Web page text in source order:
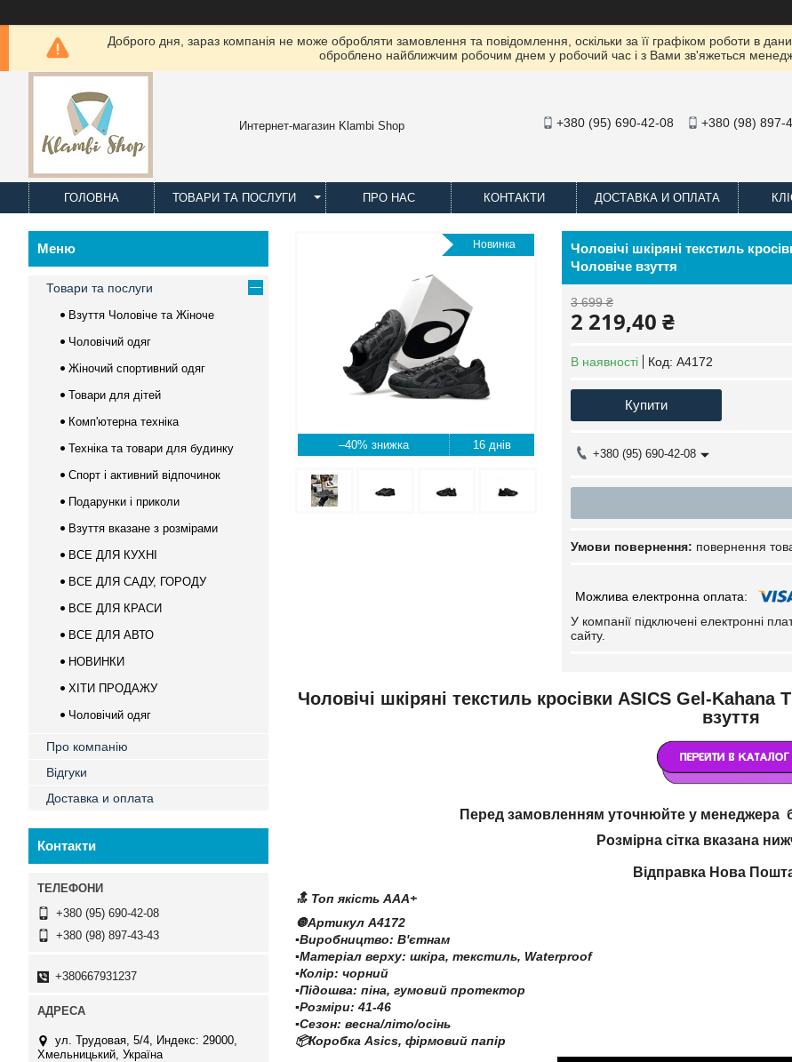
Доброго дня, зараз компанія не може обробляти замовлення та повідомлення, оскільки за її графіком роботи в
оброблено найближчим робочим днем ​​у робочий час і з Вами зв'яжеться
Интернет-магазин Klambi Shop +380 (95) 690-42-08 +380 (98) 897-
ГОЛОВНА ТОВАРИ ТА ПОСЛУГИ ПРО НАС КОНТАКТИ ДОСТАВКА И ОПЛАТА
–40% 16 днів
Новинка
Чоловічі шкіряні текстиль
Чоловіче взуття
3 699 ₴
2 219,40 ₴
В наявності Код: A4172
Купити
+380 (95) 690-42-08
повернення
У компанії підключені електронні
сайту.
Чоловічі шкіряні текстиль кросівки ASICS Gel-
взуття
Перед замовленням уточнюйте у менеджера
Розмірна сітка вказана
Відправка Нова
🔝 Топ якість AAA+
🔘Артикул A4172
▪️Виробництво: В'єтнам
▪️Матеріал верху: шкіра, текстиль, Waterproof
▪️Колір: чорний
▪️Підошва: піна, гумовий протектор
▪️Розміри: 41-46
▪️Сезон: весна/літо/осінь
📦Коробка Asics, фірмовий папір
Товари та послуги
Взуття Чоловіче та Жіноче
Чоловічий одяг
Жіночий спортивний одяг
Товари для дітей
Комп'ютерна техніка
Техніка та товари для будинку
Спорт і активний відпочинок
Подарунки і приколи
Взуття вказане з розмірами
ВСЕ ДЛЯ КУХНІ
ВСЕ ДЛЯ САДУ, ГОРОДУ
ВСЕ ДЛЯ КРАСИ
ВСЕ ДЛЯ АВТО
НОВИНКИ
ХІТИ ПРОДАЖУ
Чоловічий одяг
Про компанію
Відгуки
Доставка и оплата
Контакти
+380 (95) 690-42-08
+380 (98) 897-43-43
+380667931237
ул. Трудовая, 5/4, Индекс: 29000,
Хмельницький, Україна